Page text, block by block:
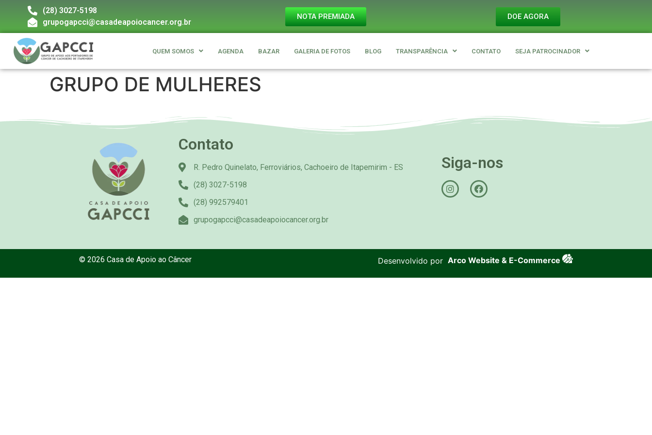
(28) 3027-5198
grupogapcci@casadeapoiocancer.org.br
NOTA PREMIADA DOE AGORA
QUEM SOMOS AGENDA BAZAR GALERIA DE FOTOS BLOG TRANSPARÊNCIA CONTATO SEJA PATROCINADOR
GRUPO DE MULHERES
Contato
R. Pedro Quinelato, Ferroviários, Cachoeiro de Itapemirim - ES
(28) 3027-5198
(28) 992579401
grupogapcci@casadeapoiocancer.org.br
Siga-nos
© 2026 Casa de Apoio ao Câncer Desenvolvido por Arco Website & E-Commerce